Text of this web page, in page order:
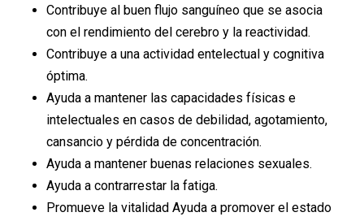
Contribuye al buen flujo sanguíneo que se asocia
con el rendimiento del cerebro y la reactividad.
Contribuye a una actividad entelectual y cognitiva
óptima.
Ayuda a mantener las capacidades físicas e
intelectuales en casos de debilidad, agotamiento,
cansancio y pérdida de concentración.
Ayuda a mantener buenas relaciones sexuales.
Ayuda a contrarrestar la fatiga.
Promueve la vitalidad Ayuda a promover el estado